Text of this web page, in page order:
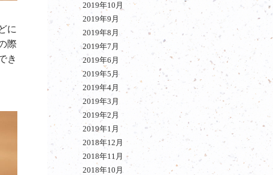
に
際
き
2019年10月
2019年9月
2019年8月
2019年7月
2019年6月
2019年5月
2019年4月
2019年3月
2019年2月
2019年1月
2018年12月
2018年11月
2018年10月